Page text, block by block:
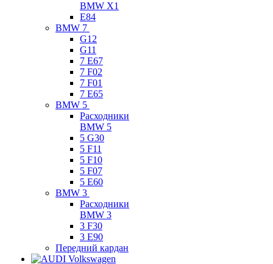
BMW X1
E84
BMW 7
G12
G11
7 Е67
7 F02
7 F01
7 E65
BMW 5
Расходники
BMW 5
5 G30
5 F11
5 F10
5 F07
5 E60
BMW 3
Расходники
BMW 3
3 F30
3 E90
Передний кардан